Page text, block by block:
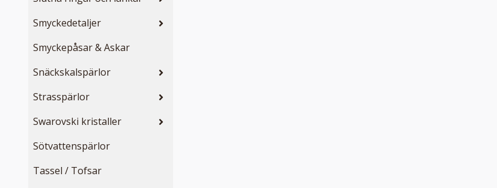
Smyckedetaljer
Smyckepåsar & Askar
Snäckskalspärlor
Strasspärlor
Swarovski kristaller
Sötvattenspärlor
Tassel / Tofsar